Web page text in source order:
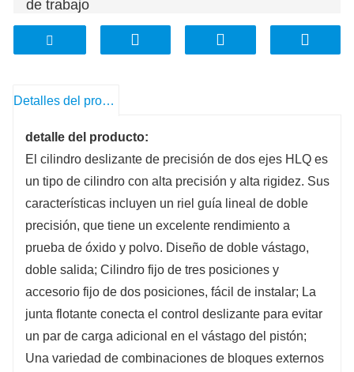
de trabajo
2. Diseño de junta flotante: UsiIEl vástago del
pistón con diseño de junta flotante no soporta
3. Riel guía lineal de doble precisión: Riel guía
precisión, alta rigidez y rendimiento de
prevención de óxido y polvo.
4. Dos moldes fijos en azimut: la superficie
superior y el lado frontal de la mesa deslizante
están equipados con orificios para tornillos de
instalación para el molde fijo, y la superficie
superior del bloque deslizante viene con
orificios para pasadores de posicionamiento de
instalación.
5. Cilindro fijo de tres vías: los orificios
Detalles del producto
detalle del producto:
El cilindro deslizante de precisión de dos ejes HLQ es
un tipo de cilindro con alta precisión y alta rigidez. Sus
características incluyen un riel guía lineal de doble
precisión, que tiene un excelente rendimiento a
prueba de óxido y polvo. Diseño de doble vástago,
doble salida; Cilindro fijo de tres posiciones y
accesorio fijo de dos posiciones, fácil de instalar; La
junta flotante conecta el control deslizante para evitar
un par de carga adicional en el vástago del pistón;
Una variedad de combinaciones de bloques externos